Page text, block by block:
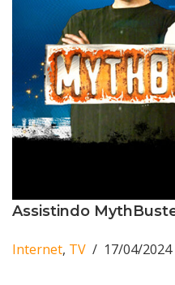
Assistindo
Internet, TV 17/04/2024